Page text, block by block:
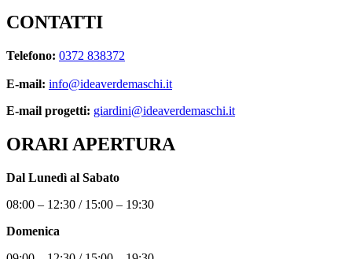
CONTATTI
Telefono: 0372 838372
E-mail: info@ideaverdemaschi.it
E-mail progetti: giardini@ideaverdemaschi.it
ORARI APERTURA
Dal Lunedì al Sabato
08:00 – 12:30 / 15:00 – 19:30
Domenica